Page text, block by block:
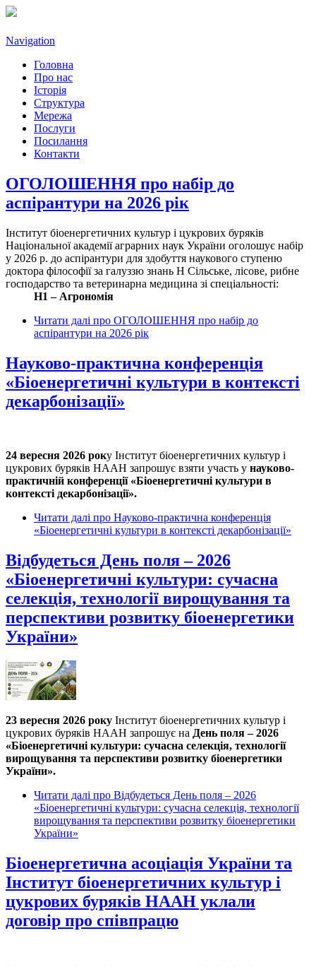
Navigation
Головна
Про нас
Історія
Структура
Мережа
Послуги
Посилання
Контакти
ОГОЛОШЕННЯ про набір до
аспірантури на 2026 рік
Інститут біоенергетичних культур і цукрових буряків
Національної академії аграрних наук України оголошує набір
у 2026 р. до аспірантури для здобуття наукового ступеню
доктора філософії за галуззю знань Н Сільське, лісове, рибне
господарство та ветеринарна медицина зі спеціальності:
Н1 – Агрономія
Читати далі про ОГОЛОШЕННЯ про набір до
аспірантури на 2026 рік
Науково-практична конференція
«Біоенергетичні культури в контексті
декарбонізації»
24 вересня 2026 року Інститут біоенергетичних культур і
цукрових буряків НААН запрошує взяти участь у науково-
практичній конференції «Біоенергетичні культури в
контексті декарбонізації».
Читати далі про Науково-практична конференція
«Біоенергетичні культури в контексті декарбонізації»
Відбудеться День поля – 2026
«Біоенергетичні культури: сучасна
селекція, технології вирощування та
перспективи розвитку біоенергетики
України»
23 вересня 2026 року Інститут біоенергетичних культур і
цукрових буряків НААН запрошує на День поля – 2026
«Біоенергетичні культури: сучасна селекція, технології
вирощування та перспективи розвитку біоенергетики
України».
Читати далі про Відбудеться День поля – 2026
«Біоенергетичні культури: сучасна селекція, технології
вирощування та перспективи розвитку біоенергетики
України»
Біоенергетична асоціація України та
Інститут біоенергетичних культур і
цукрових буряків НААН уклали
договір про співпрацю